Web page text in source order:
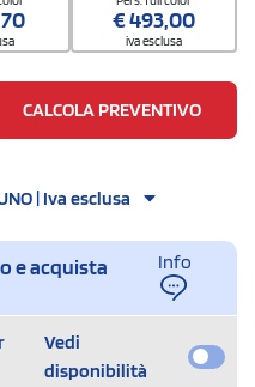
€493,00
iva esclusa
CALCOLA PREVENTIVO
| Iva esclusa
e acquista
Info
Vedi
disponibilità